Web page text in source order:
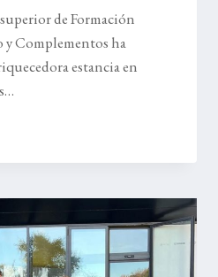
de Formación
y Complementos ha
estancia en